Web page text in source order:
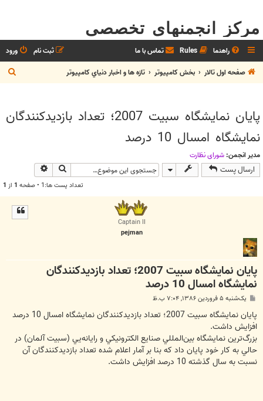
مرکز انجمنهای تخصصی
راهنما Rules تماس با ما ورود
ثبت نام
صفحه اول تالار
بخش كامپيوتر تازه ها و اخبار دنياي کامپيوتر
س
پايان نمايشگاه سبيت 2007؛ تعداد بازديدكنندگان
نمايشگاه امسال 10 درصد
مدیر انجمن: شوراي نظارت
ارسال پست جستجو
تعداد پست ها:1 • صفحه 1 از 1
Captain II
pejman
پايان نمايشگاه سبيت 2007؛ تعداد بازديدكنندگان
نمايشگاه امسال 10 درصد
ت
یک‌شنبه ۵ فروردین ۱۳۸۶, ۷:۰۴ ب.ظ
پايان نمايشگاه سبيت 2007؛ تعداد بازديدكنندگان نمايشگاه امسال 10 درصد
افزايش داشت.
بزرگ‌ترين نمايشگاه بين‌المللي صنايع الكترونيكي و رايانه‌يي (سبيت آلمان) در
حالي به كار خود پايان داد كه بنا بر آمار اعلام شده تعداد بازديدكنندگان آن
نسبت به سال گذشته 10 درصد افزايش داشت.